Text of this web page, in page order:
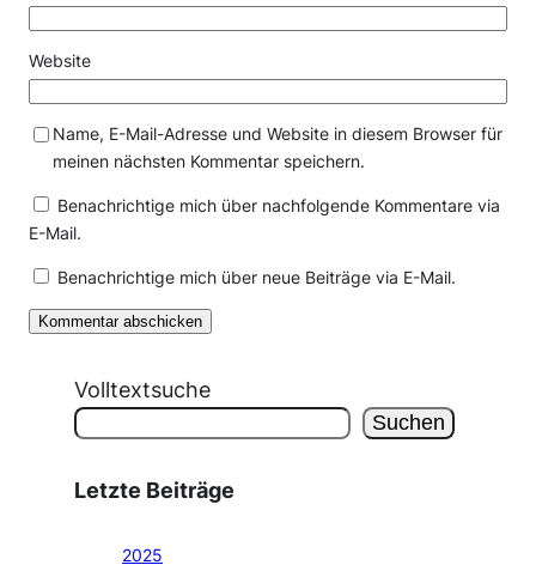
Website
Name, E-Mail-Adresse und Website in diesem Browser für
meinen nächsten Kommentar speichern.
Benachrichtige mich über nachfolgende Kommentare via
E-Mail.
Benachrichtige mich über neue Beiträge via E-Mail.
Volltextsuche
Suchen
Letzte Beiträge
2025